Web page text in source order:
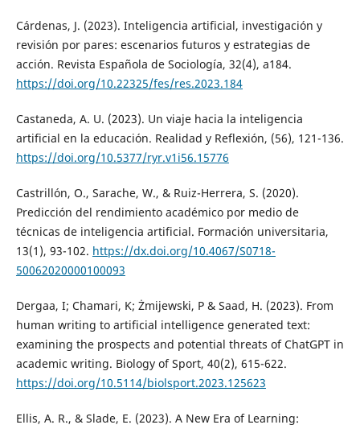
Cárdenas, J. (2023). Inteligencia artificial, investigación y
revisión por pares: escenarios futuros y estrategias de
acción. Revista Española de Sociología, 32(4), a184.
https://doi.org/10.22325/fes/res.2023.184
Castaneda, A. U. (2023). Un viaje hacia la inteligencia
artificial en la educación. Realidad y Reflexión, (56), 121-136.
https://doi.org/10.5377/ryr.v1i56.15776
Castrillón, O., Sarache, W., & Ruiz-Herrera, S. (2020).
Predicción del rendimiento académico por medio de
técnicas de inteligencia artificial. Formación universitaria,
13(1), 93-102. https://dx.doi.org/10.4067/S0718-
50062020000100093
Dergaa, I; Chamari, K; Żmijewski, P & Saad, H. (2023). From
human writing to artificial intelligence generated text:
examining the prospects and potential threats of ChatGPT in
academic writing. Biology of Sport, 40(2), 615-622.
https://doi.org/10.5114/biolsport.2023.125623
Ellis, A. R., & Slade, E. (2023). A New Era of Learning: